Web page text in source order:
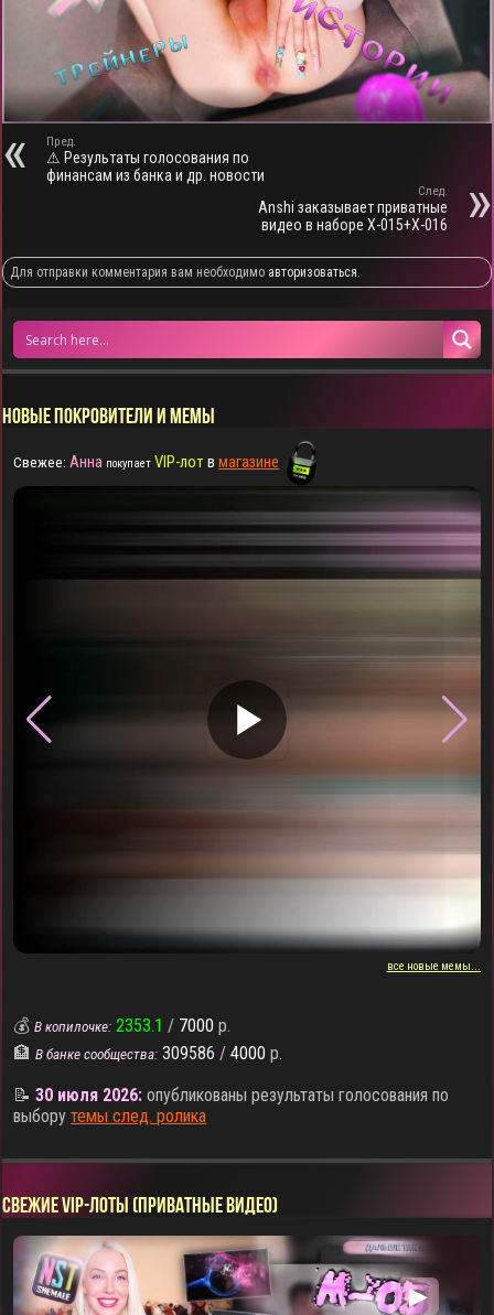
Пред.
⚠ Результаты голосования по
финансам из банка и др. новости
След.
Anshi заказывает приватные
видео в наборе X-015+X-016
Для отправки комментария вам необходимо авторизоваться.
НОВЫЕ ПОКРОВИТЕЛИ И МЕМЫ
Свежее: Анна покупает VIP-лотвмагазине
▶
все новые мемы...
💰В копилочке: 2353.1 / 7000 р.
🏦В банке сообщества: 309586 / 4000 р.
📝30 июля 2026: опубликованы результаты голосования по
выборутемы след. ролика
СВЕЖИЕ VIP-ЛОТЫ (ПРИВАТНЫЕ ВИДЕО)
▶